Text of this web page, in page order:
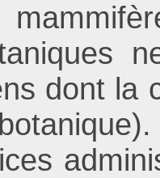
dont la